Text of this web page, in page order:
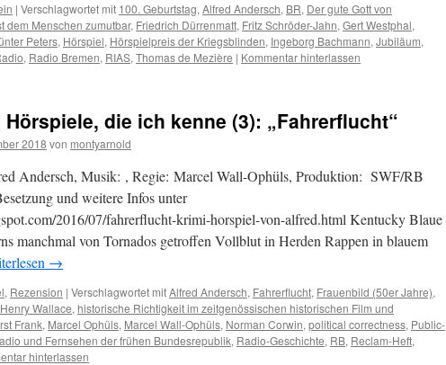
| Verschlagwortet mit 100. Geburtstag, Alfred Andersch, BR, Der gute Gott von
dem Menschen zumutbar, Friedrich Dürrenmatt, Fritz Schröder-Jahn, Gert Westphal,
Peters, Hörspiel, Hörspielpreis der Kriegsblinden, Ingeborg Bachmann, Jubiläum,
, Radio Bremen, RIAS, Thomas de Mezière | Kommentar hinterlassen
die ich kenne (3): „Fahrerflucht“
2018 von montyarnold
Andersch, Musik: , Regie: Marcel Wall-Ophüls, Produktion: SWF/RB
und weitere Infos unter
2016/07/fahrerflucht-krimi-horspiel-von-alfred.html Kentucky Blaue
manchmal von Tornados getroffen Vollblut in Herden Rappen in blauem
→
, Rezension | Verschlagwortet mitAlfred Andersch, Fahrerflucht, Frauenbild (50er Jahre),
Henry Wallace, historische Richtigkeit im zeitgenössischen historischen Film und
Frank, Marcel Ophüls, Marcel Wall-Ophüls, Norman Corwin, political correctness, Public-
und Fernsehen der frühen Bundesrepublik, Radio-Geschichte, RB, Reclam-Heft,
hinterlassen